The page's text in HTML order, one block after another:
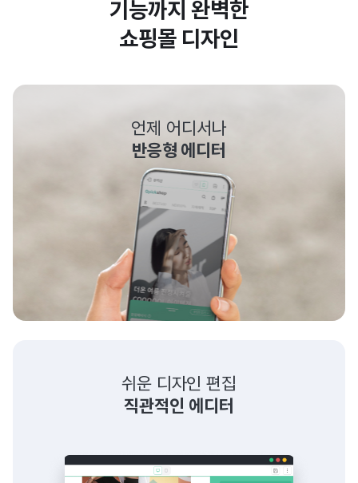
기능까지 완벽한
쇼핑몰 디자인
언제 어디서나
반응형 에디터
쉬운 디자인 편집
직관적인 에디터